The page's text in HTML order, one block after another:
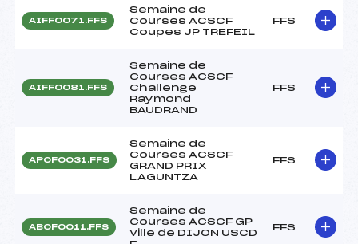
AIFF0071.FFS
Semaine de
Courses ACSCF
Coupes JP TREFEIL
FFS
AIFF0081.FFS
Semaine de
Courses ACSCF
Challenge
Raymond
BAUDRAND
FFS
APOF0031.FFS
Semaine de
Courses ACSCF
GRAND PRIX
LAGUNTZA
FFS
ABOF0011.FFS
Semaine de
Courses ACSCF GP
Ville de DIJON USCD
FFS